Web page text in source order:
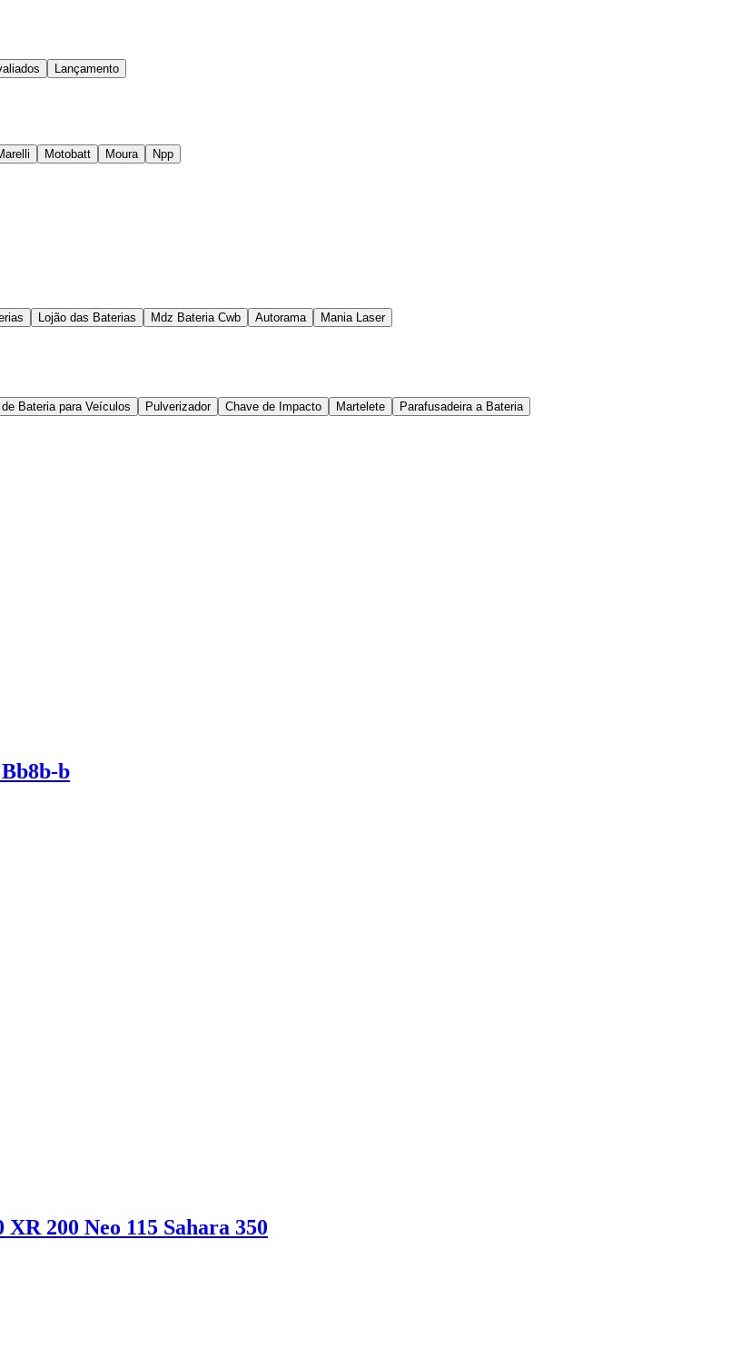
Lançamento
Motobatt Moura Npp
Lojão das Baterias Mdz Bateria Cwb Autorama Mania Laser
Bateria para Veículos Pulverizador Chave de Impacto Martelete
Parafusadeira a Bateria
b
200 Neo 115 Sahara 350